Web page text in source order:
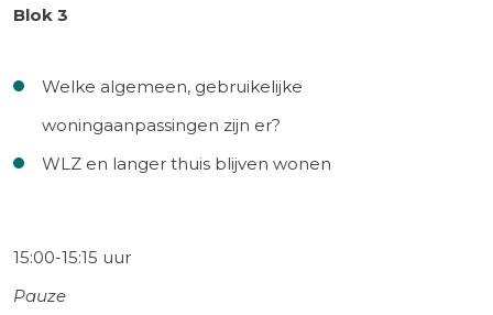
Blok 3
Welke algemeen, gebruikelijke
woningaanpassingen zijn er?
WLZ en langer thuis blijven wonen
15:00-15:15 uur
Pauze